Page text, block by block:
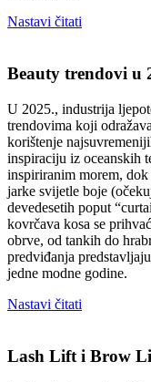
Nastavi čitati
Beauty trendovi u
U 2025., industrija
trendovima koji
korištenje
inspiraciju iz oceanskih
inspiriranim morem, dok
jarke svijetle boje
devedesetih poput
kovrčava kosa se
obrve, od tankih do
predviđanja
jedne modne godine.
Nastavi čitati
Lash Lift i Brow